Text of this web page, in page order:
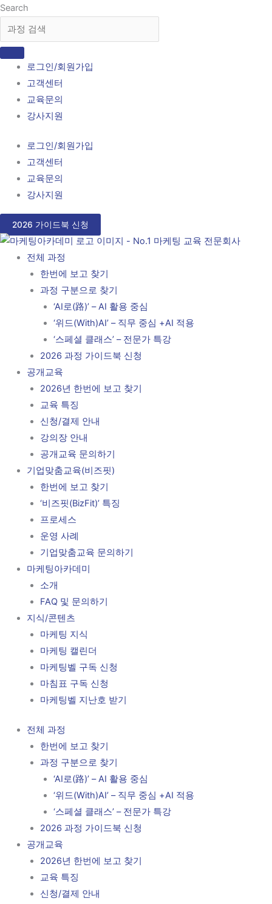
콘
텐
츠
로
Search
로그인/회원가입
고객센터
교육문의
강사지원
로그인/회원가입
고객센터
교육문의
강사지원
2026 가이드북 신청
전체 과정
한번에 보고 찾기
과정 구분으로 찾기
‘AI로(路)’ – AI 활용 중심
‘위드(With)AI’ – 직무 중심 +AI 적용
‘스페셜 클래스’ – 전문가 특강
2026 과정 가이드북 신청
공개교육
2026년 한번에 보고 찾기
교육 특징
신청/결제 안내
강의장 안내
공개교육 문의하기
기업맞춤교육(비즈핏)
한번에 보고 찾기
‘비즈핏(BizFit)’ 특징
프로세스
운영 사례
기업맞춤교육 문의하기
마케팅아카데미
소개
FAQ 및 문의하기
지식/콘텐츠
마케팅 지식
마케팅 캘린더
마케팅벨 구독 신청
마침표 구독 신청
마케팅벨 지난호 받기
전체 과정
한번에 보고 찾기
과정 구분으로 찾기
‘AI로(路)’ – AI 활용 중심
‘위드(With)AI’ – 직무 중심 +AI 적용
‘스페셜 클래스’ – 전문가 특강
2026 과정 가이드북 신청
공개교육
2026년 한번에 보고 찾기
교육 특징
신청/결제 안내